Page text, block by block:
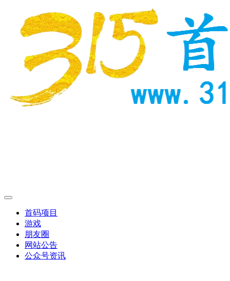
首码项目
游戏
朋友圈
网站公告
公众号资讯